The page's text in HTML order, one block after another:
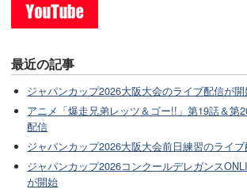
最近の記事
ジャパンカップ2026大阪大会のライブ配信が
アニメ「爆走兄弟レッツ＆ゴー!!」第19話＆第
配信
ジャパンカップ2026大阪大会前日練習のライ
ジャパンカップ2026コンクールデレガンス
が開始